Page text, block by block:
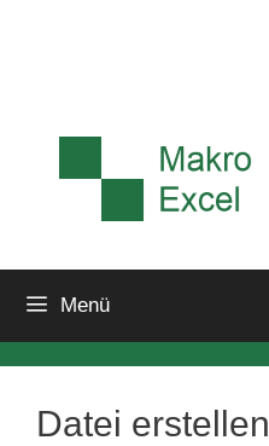
Menü
Datei erstellen